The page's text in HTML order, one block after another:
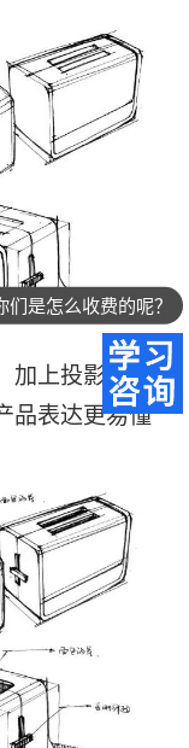
加上投影线与
品表达更易懂
们是怎么收费的呢？